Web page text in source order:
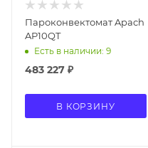
Пароконвектомат Apach
AP10QT
Есть в наличии: 9
483 227 ₽
В КОРЗИНУ